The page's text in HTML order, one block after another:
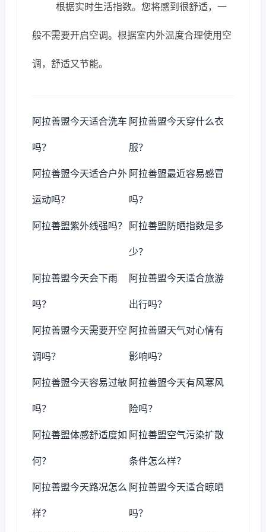
根据实时生活指数。您将感到很舒适，一
般不需要开启空调。根据室内外温度合理使用空
调，舒适又节能。
阿拉善盟今天适合洗车
吗？
阿拉善盟今天穿什么衣
服？
阿拉善盟今天适合户外
运动吗？
阿拉善盟最近容易感冒
吗？
阿拉善盟紫外线强吗？ 阿拉善盟防晒指数是多
少？
阿拉善盟今天会下雨
吗？
阿拉善盟今天适合旅游
出行吗？
阿拉善盟今天需要开空
调吗？
阿拉善盟天气对心情有
影响吗？
阿拉善盟今天容易过敏
吗？
阿拉善盟今天有风寒风
险吗？
阿拉善盟体感舒适度如
何？
阿拉善盟空气污染扩散
条件怎么样？
阿拉善盟今天路况怎么
样？
阿拉善盟今天适合晾晒
吗？